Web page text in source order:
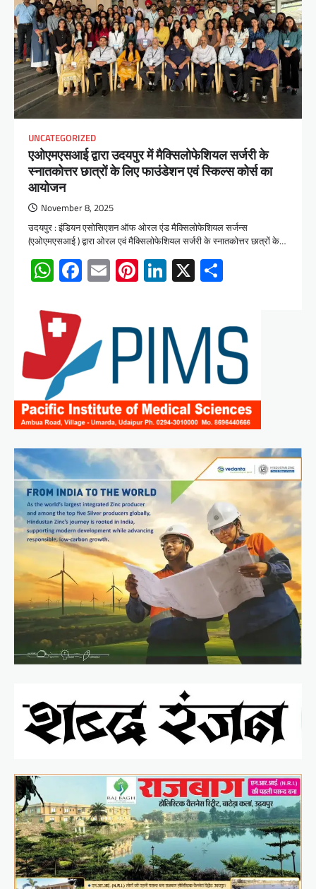
UNCATEGORIZED
एओएमएसआई द्वारा उदयपुर में मैक्सिलोफेशियल सर्जरी के
स्नातकोत्तर छात्रों के लिए फाउंडेशन एवं स्किल्स कोर्स का
आयोजन
November 8, 2025
उदयपुर : इंडियन एसोसिएशन ऑफ ओरल एंड मैक्सिलोफेशियल सर्जन्स
(एओएमएसआई ) द्वारा ओरल एवं मैक्सिलोफेशियल सर्जरी के स्नातकोत्तर छात्रों के…
WhatsApp
Facebook
EmailPinterest
LinkedIn
X